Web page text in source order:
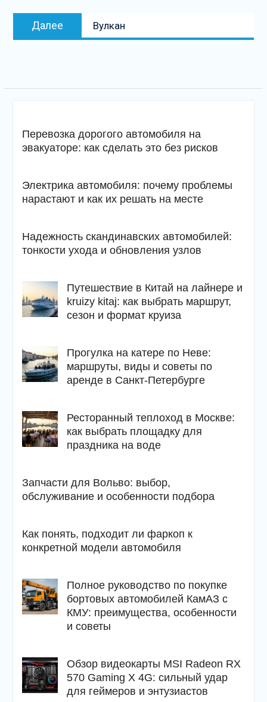
Далее
Следующая
запись
Вулкан
Перевозка дорогого автомобиля на
эвакуаторе: как сделать это без рисков
Электрика автомобиля: почему проблемы
нарастают и как их решать на месте
Надежность скандинавских автомобилей:
тонкости ухода и обновления узлов
Путешествие в Китай на лайнере и
kruizy kitaj: как выбрать маршрут,
сезон и формат круиза
Прогулка на катере по Неве:
маршруты, виды и советы по
аренде в Санкт-Петербурге
Ресторанный теплоход в Москве:
как выбрать площадку для
праздника на воде
Запчасти для Вольво: выбор,
обслуживание и особенности подбора
Как понять, подходит ли фаркоп к
конкретной модели автомобиля
Полное руководство по покупке
бортовых автомобилей КамАЗ с
КМУ: преимущества, особенности
и советы
Обзор видеокарты MSI Radeon RX
570 Gaming X 4G: сильный удар
для геймеров и энтузиастов